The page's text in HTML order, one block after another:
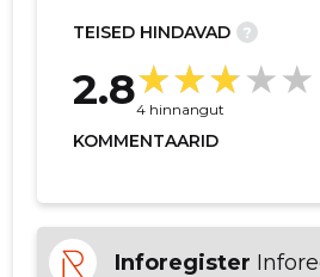
TEISED HINDAVAD ?
2.84 hinnangut
KOMMENTAARID
Inforegister